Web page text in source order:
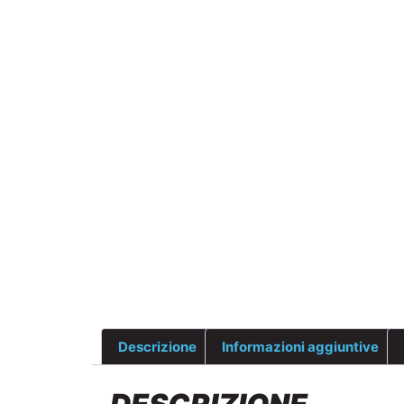
Descrizione Informazioni aggiuntive